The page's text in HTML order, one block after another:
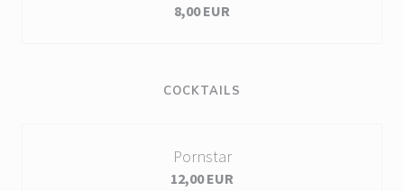
8,00 EUR
COCKTAILS
Pornstar
12,00 EUR